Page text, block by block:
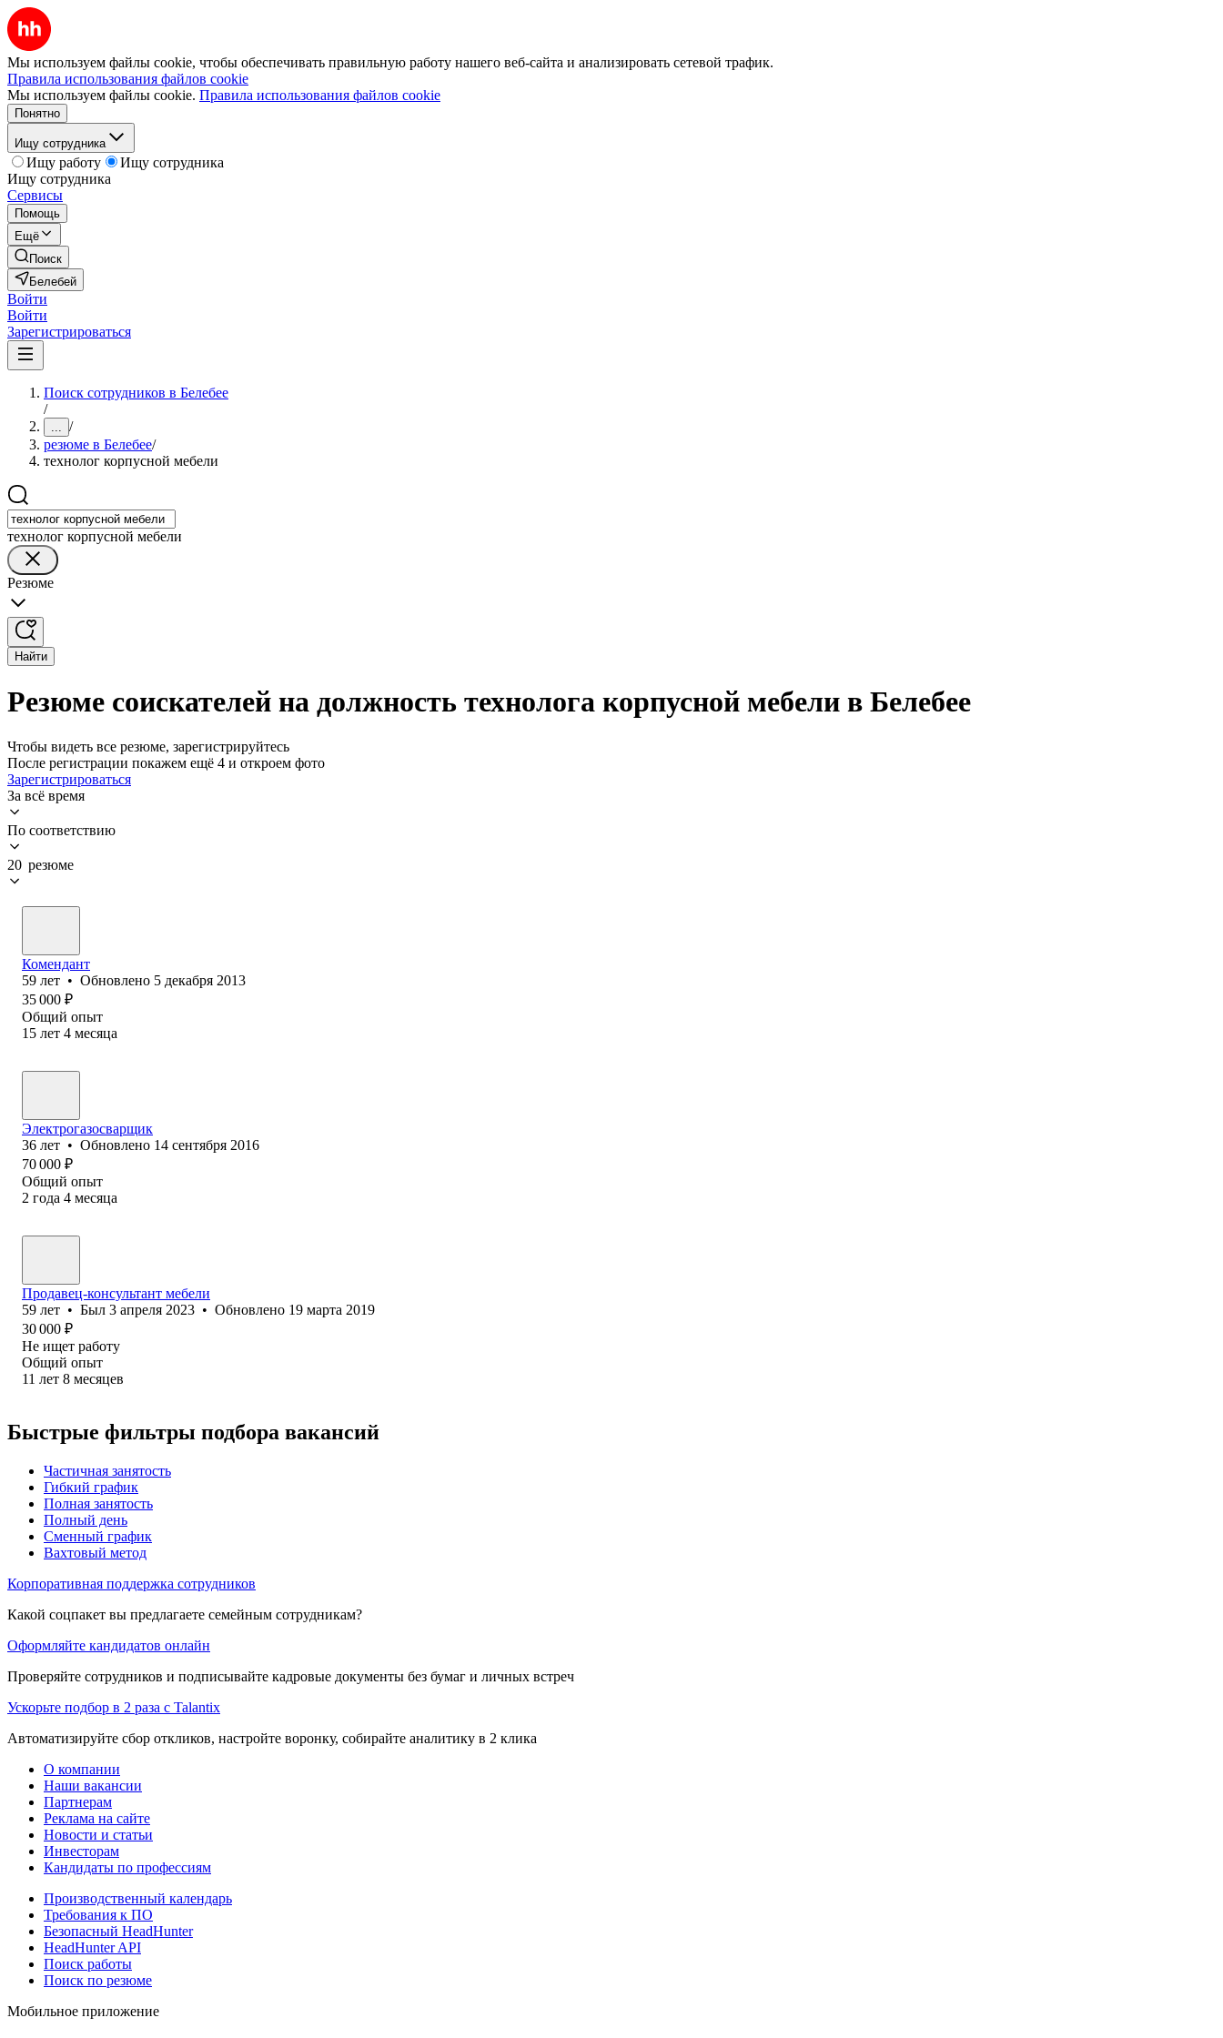
Мы используем файлы cookie, чтобы обеспечивать правильную работу нашего веб-сайта и анализировать сетевой трафик.
Правила использования файлов cookie
Мы используем файлы cookie. Правила использования файлов cookie
Понятно
Ищу сотрудника
Ищу работу
Ищу сотрудника
Ищу сотрудника
Сервисы
Помощь
Ещё
Поиск
Белебей
Войти
Войти
Зарегистрироваться
Поиск сотрудников в Белебее
/
... /
резюме в Белебее/
технолог корпусной мебели
технолог корпусной мебели
Резюме
Найти
Резюме соискателей на должность технолога корпусной мебели в Белебее
Чтобы видеть все резюме, зарегистрируйтесь
После регистрации покажем ещё 4 и откроем фото
Зарегистрироваться
За всё время
По соответствию
20 резюме
Комендант
59 лет • Обновлено 5 декабря 2013
35 000 ₽
Общий опыт
15 лет 4 месяца
Электрогазосварщик
36 лет • Обновлено 14 сентября 2016
70 000 ₽
Общий опыт
2 года 4 месяца
Продавец-консультант мебели
59 лет • Был 3 апреля 2023 • Обновлено 19 марта 2019
30 000 ₽
Не ищет работу
Общий опыт
11 лет 8 месяцев
Быстрые фильтры подбора вакансий
Частичная занятость
Гибкий график
Полная занятость
Полный день
Сменный график
Вахтовый метод
Корпоративная поддержка сотрудников
Какой соцпакет вы предлагаете семейным сотрудникам?
Оформляйте кандидатов онлайн
Проверяйте сотрудников и подписывайте кадровые документы без бумаг и личных встреч
Ускорьте подбор в 2 раза с Talantix
Автоматизируйте сбор откликов, настройте воронку, собирайте аналитику в 2 клика
О компании
Наши вакансии
Партнерам
Реклама на сайте
Новости и статьи
Инвесторам
Кандидаты по профессиям
Производственный календарь
Требования к ПО
Безопасный HeadHunter
HeadHunter API
Поиск работы
Поиск по резюме
Мобильное приложение